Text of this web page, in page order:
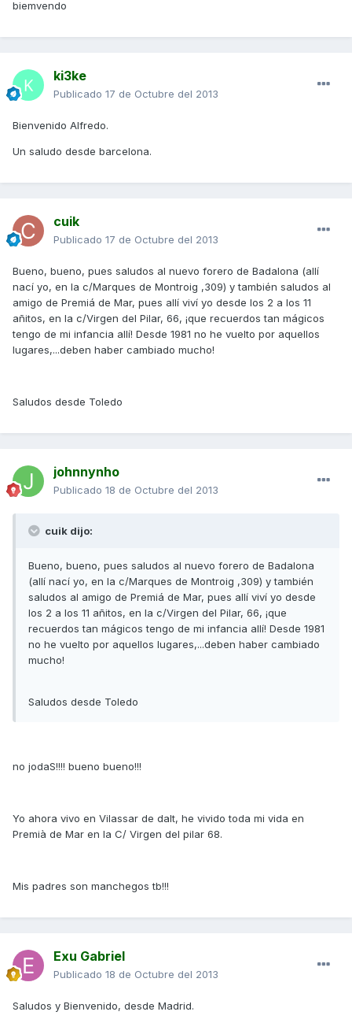
biemvendo
ki3ke
Publicado 17 de Octubre del 2013
Bienvenido Alfredo.
Un saludo desde barcelona.
cuik
Publicado 17 de Octubre del 2013
Bueno, bueno, pues saludos al nuevo forero de Badalona (allí
nací yo, en la c/Marques de Montroig ,309) y también saludos al
amigo de Premiá de Mar, pues allí viví yo desde los 2 a los 11
añitos, en la c/Virgen del Pilar, 66, ¡que recuerdos tan mágicos
tengo de mi infancia allí! Desde 1981 no he vuelto por aquellos
lugares,...deben haber cambiado mucho!
Saludos desde Toledo
johnnynho
Publicado 18 de Octubre del 2013
cuik dijo:
Bueno, bueno, pues saludos al nuevo forero de Badalona
(allí nací yo, en la c/Marques de Montroig ,309) y también
saludos al amigo de Premiá de Mar, pues allí viví yo desde
los 2 a los 11 añitos, en la c/Virgen del Pilar, 66, ¡que
recuerdos tan mágicos tengo de mi infancia allí! Desde 1981
no he vuelto por aquellos lugares,...deben haber cambiado
mucho!
Saludos desde Toledo
no jodaS!!!! bueno bueno!!!
Yo ahora vivo en Vilassar de dalt, he vivido toda mi vida en
Premià de Mar en la C/ Virgen del pilar 68.
Mis padres son manchegos tb!!!
Exu Gabriel
Publicado 18 de Octubre del 2013
Saludos y Bienvenido, desde Madrid.